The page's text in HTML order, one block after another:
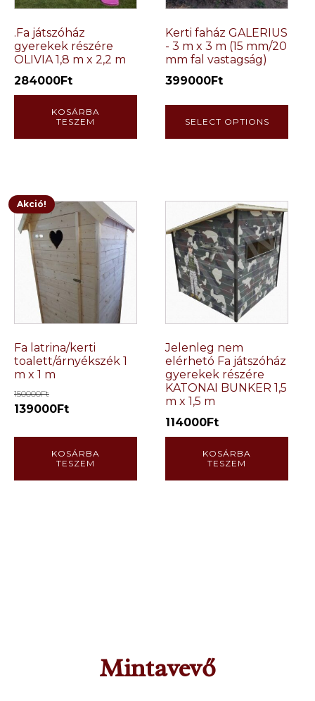
.Fa játszóház
gyerekek részére
OLIVIA 1,8 m x 2,2 m
284000Ft
KOSÁRBA
TESZEM
Kerti faház GALERIUS
- 3 m x 3 m (15 mm/20
mm fal vastagság)
399000Ft
SELECT OPTIONS
Akció!
Fa latrina/kerti
toalett/árnyékszék 1
m x 1 m
150000Ft
139000Ft
KOSÁRBA
TESZEM
Jelenleg nem
elérhetó Fa játszóház
gyerekek részére
KATONAI BUNKER 1,5
m x 1,5 m
114000Ft
KOSÁRBA
TESZEM
Mintavevő